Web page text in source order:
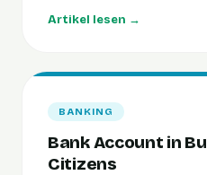
Artikel lesen →
BANKING
Bank Account in
Citizens